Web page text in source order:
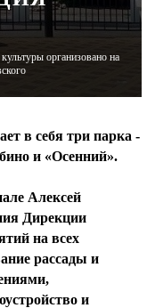
организовано на
в себя три парка -
и «Осенний».
Алексей
Дирекции
на всех
рассады и
и